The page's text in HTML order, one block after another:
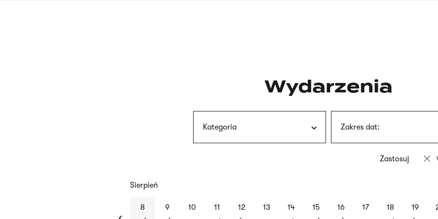
Wydarzenia
Kategoria Zakres dat:
previous
Sierpień
8
9
10
11
12
13
14
15
16
17
18
19